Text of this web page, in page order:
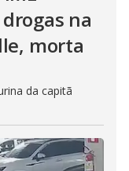
na
morta
da capitã